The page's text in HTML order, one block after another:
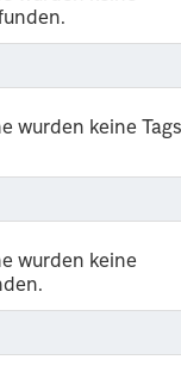
wurden keine Tags
wurden keine